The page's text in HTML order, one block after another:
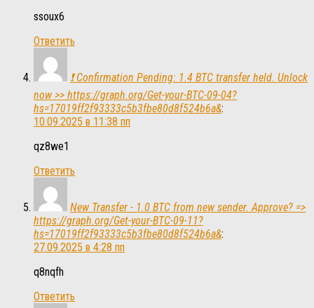
ssoux6
Ответить
❗ Confirmation Pending: 1.4 BTC transfer held. Unlock
now >> https://graph.org/Get-your-BTC-09-04?
hs=17019ff2f93333c5b3fbe80d8f524b6a&:
10.09.2025 в 11:38 пп
qz8we1
Ответить
New Transfer - 1.0 BTC from new sender. Approve? =>
https://graph.org/Get-your-BTC-09-11?
hs=17019ff2f93333c5b3fbe80d8f524b6a&:
27.09.2025 в 4:28 пп
q8nqfh
Ответить